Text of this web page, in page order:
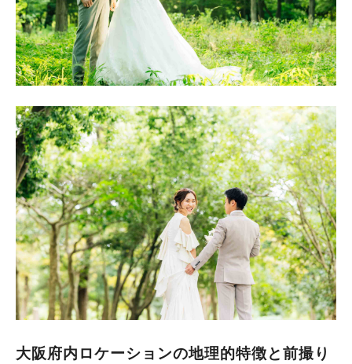
大阪府内ロケーションの地理的特徴と前撮り